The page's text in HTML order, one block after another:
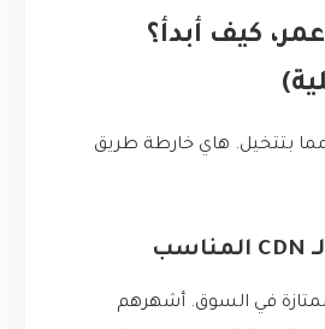
كيف أبدأ؟
بتتخيل. هاي خارطة طريق
في السوق. أشهرهم